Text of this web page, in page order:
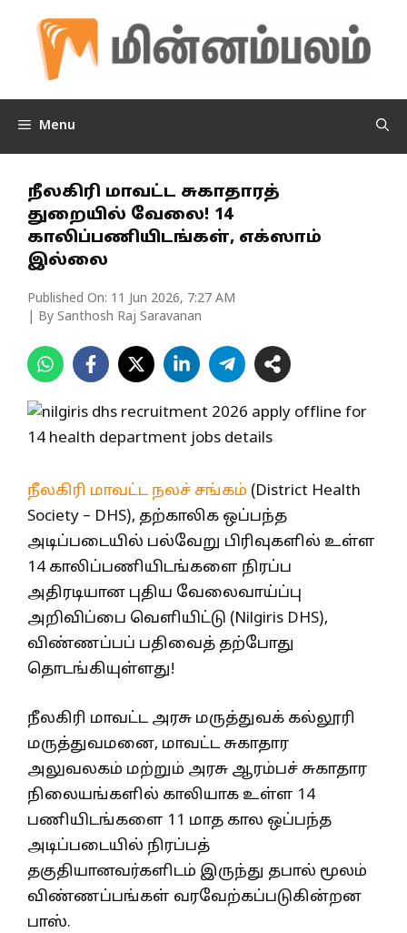
content
Menu
நீலகிரி மாவட்ட சுகாதாரத்
துறையில் வேலை! 14
காலிப்பணியிடங்கள், எக்ஸாம்
இல்லை
Published On: 11 Jun 2026, 7:27 AM
| By Santhosh Raj Saravanan
நீலகிரி மாவட்ட நலச் சங்கம் (District Health
Society – DHS), தற்காலிக ஒப்பந்த
அடிப்படையில் பல்வேறு பிரிவுகளில் உள்ள
14 காலிப்பணியிடங்களை நிரப்ப
அதிரடியான புதிய வேலைவாய்ப்பு
அறிவிப்பை வெளியிட்டு (Nilgiris DHS),
விண்ணப்பப் பதிவைத் தற்போது
தொடங்கியுள்ளது!
நீலகிரி மாவட்ட அரசு மருத்துவக் கல்லூரி
மருத்துவமனை, மாவட்ட சுகாதார
அலுவலகம் மற்றும் அரசு ஆரம்பச் சுகாதார
நிலையங்களில் காலியாக உள்ள 14
பணியிடங்களை 11 மாத கால ஒப்பந்த
அடிப்படையில் நிரப்பத்
தகுதியானவர்களிடம் இருந்து தபால் மூலம்
விண்ணப்பங்கள் வரவேற்கப்படுகின்றன
பாஸ்.